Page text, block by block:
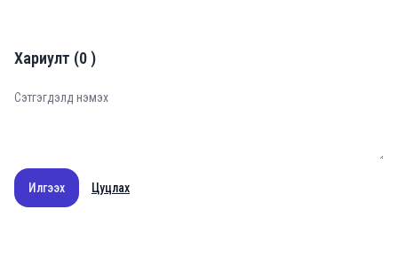
Хариулт (0)
Илгээх Цуцлах